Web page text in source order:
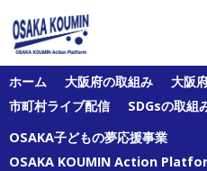
to
content
阪
府
び
府
ホーム 大阪府の取組み 大阪
市町村ライブ配信
SDGsの取組
OSAKA子どもの夢応援事業
OSAKA KOUMIN Action